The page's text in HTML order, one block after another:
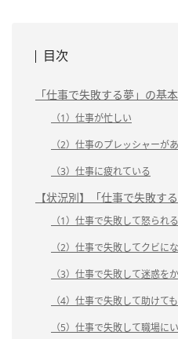
目次
「仕事で失敗する夢」の基
（1）仕事が忙しい
（2）仕事のプレッシャーが
（3）仕事に疲れている
【状況別】「仕事で失敗す
（1）仕事で失敗して怒られ
（2）仕事で失敗してクビに
（3）仕事で失敗して迷惑を
（4）仕事で失敗して助けて
（5）仕事で失敗して職場に